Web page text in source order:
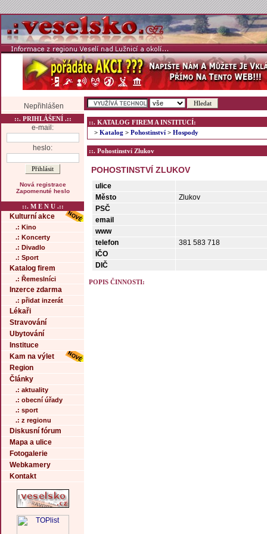
Nepřihlášen
::. PRIHLÁŠENÍ .::
e-mail:
heslo:
Nová registrace
Zapomenuté heslo
::. M E N U .::
Kulturní akce
.: Kino
.: Koncerty
.: Divadlo
.: Sport
Katalog firem
.: Řemeslníci
Inzerce zdarma
.: přidat inzerát
Lékaři
Stravování
Ubytování
Instituce
Kam na výlet
Region
Články
.: aktuality
.: obecní úřady
.: sport
.: z regionu
Diskusní fórum
Mapa a ulice
Fotogalerie
Webkamery
Kontakt
::. KATALOG FIREM A INSTITUCÍ:
> Katalog > Pohostinství > Hospody
::. Pohostinství Zlukov
POHOSTINSTVÍ ZLUKOV
ulice
Město
Zlukov
PSČ
email
www
telefon
381 583 718
IČO
DIČ
POPIS ČINNOSTI: